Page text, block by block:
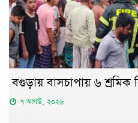
বগুড়ায় বাসচাপায় ৬ শ্রমিক
৭ আগস্ট, ২০২৬